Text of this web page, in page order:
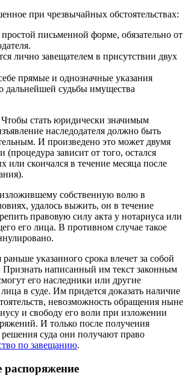
при чрезвычайных обстоятельствах:
простой письменной форме, обязательно от
лично завещателем в присутствии двух
прямые и однозначные указания
дальнейшей судьбы имущества
стать юридически значимым
наследодателя должно быть
И произведено это может двумя
(процедура зависит от того, остался
или скончался в течение месяца после
собственную волю в
удалось выжить, он в течение
правовую силу акта у нотариуса или
его лица. В противном случае такое
указанного срока влечет за собой
Признать написанный им текст законным
его наследники или другие
в суде. Им придется доказать наличие
невозможность обращения ныне
и свободу его воли при изложении
И только после получения
суда они получают право
по завещанию.
распоряжение